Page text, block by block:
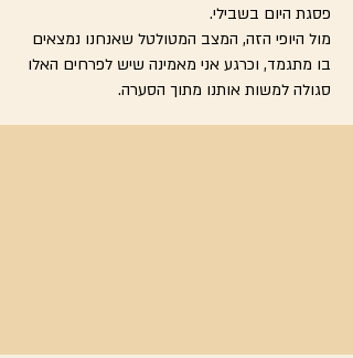
פסגת היום בשבילי.
מול היופי הזה, המצב המטולטל שאנחנו נמצאים
בו מתגמד, וכרגע אני מאמינה שיש לפרחים האלו
סגולה למשות אותנו מתוך הסערה.